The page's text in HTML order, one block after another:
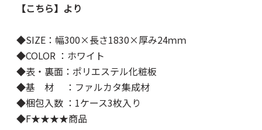
【こちら】 より
◆SIZE：幅300×長さ1830×厚み24ｍｍ
◆COLOR ：ホワイト
◆表・裏面：ポリエステル化粧板
◆基 材 ：ファルカタ集成材
◆梱包入数 ：1ケース3枚入り
◆F★★★★商品